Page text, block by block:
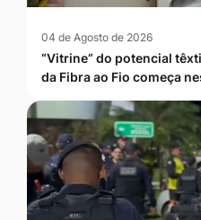
04 de Agosto de 2026
“Vitrine” do potencial
da Fibra ao Fio começa